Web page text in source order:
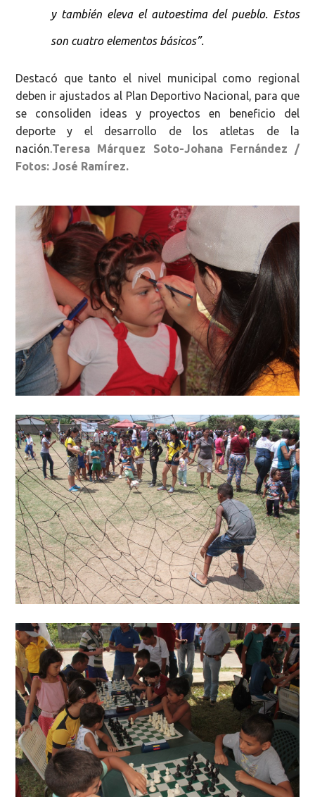
y también eleva el autoestima del pueblo. Estos
son cuatro elementos básicos”.
Destacó que tanto el nivel municipal como regional
deben ir ajustados al Plan Deportivo Nacional, para que
se consoliden ideas y proyectos en beneficio del
deporte y el desarrollo de los atletas de la
nación.Teresa Márquez Soto-Johana Fernández /
Fotos: José Ramírez.